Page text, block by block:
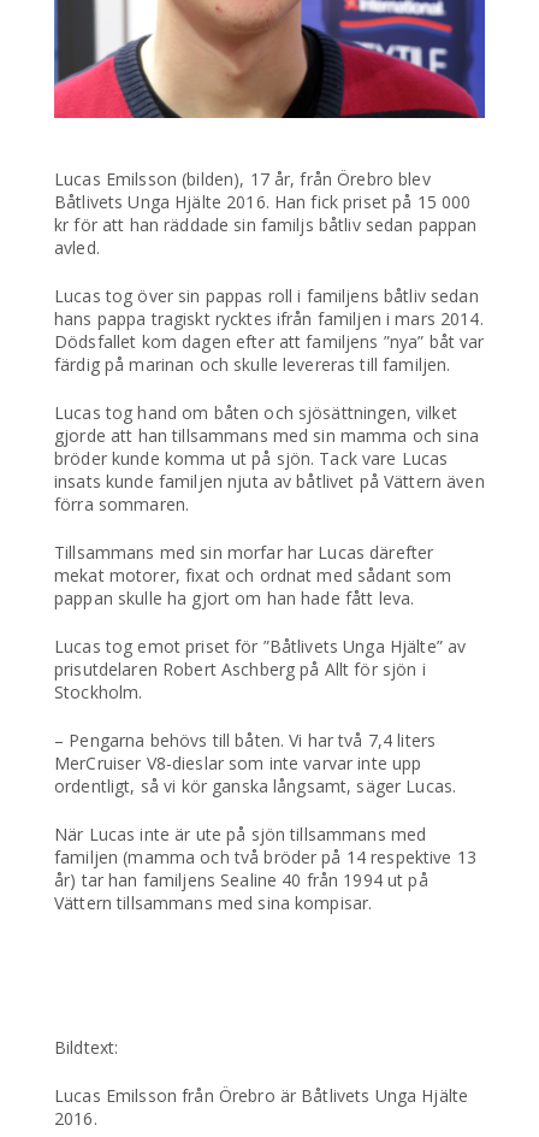
Lucas Emilsson (bilden), 17 år, från Örebro blev
Båtlivets Unga Hjälte 2016. Han fick priset på 15 000
kr för att han räddade sin familjs båtliv sedan pappan
avled.
Lucas tog över sin pappas roll i familjens båtliv sedan
hans pappa tragiskt rycktes ifrån familjen i mars 2014.
Dödsfallet kom dagen efter att familjens ”nya” båt var
färdig på marinan och skulle levereras till familjen.
Lucas tog hand om båten och sjösättningen, vilket
gjorde att han tillsammans med sin mamma och sina
bröder kunde komma ut på sjön. Tack vare Lucas
insats kunde familjen njuta av båtlivet på Vättern även
förra sommaren.
Tillsammans med sin morfar har Lucas därefter
mekat motorer, fixat och ordnat med sådant som
pappan skulle ha gjort om han hade fått leva.
Lucas tog emot priset för ”Båtlivets Unga Hjälte” av
prisutdelaren Robert Aschberg på Allt för sjön i
Stockholm.
– Pengarna behövs till båten. Vi har två 7,4 liters
MerCruiser V8-dieslar som inte varvar inte upp
ordentligt, så vi kör ganska långsamt, säger Lucas.
När Lucas inte är ute på sjön tillsammans med
familjen (mamma och två bröder på 14 respektive 13
år) tar han familjens Sealine 40 från 1994 ut på
Vättern tillsammans med sina kompisar.
Bildtext:
Lucas Emilsson från Örebro är Båtlivets Unga Hjälte
2016.